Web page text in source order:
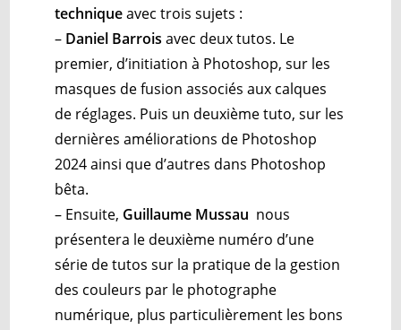
techniqueavec trois sujets :
– Daniel Barroisavec deux tutos. Le
premier, d’initiation à Photoshop, sur les
masques de fusion associés aux calques
de réglages. Puis un deuxième tuto, sur les
dernières améliorations de Photoshop
2024 ainsi que d’autres dans Photoshop
bêta.
– Ensuite, Guillaume Mussau nous
présentera le deuxième numéro d’une
série de tutos sur la pratique de la gestion
des couleurs par le photographe
numérique, plus particulièrement les bons